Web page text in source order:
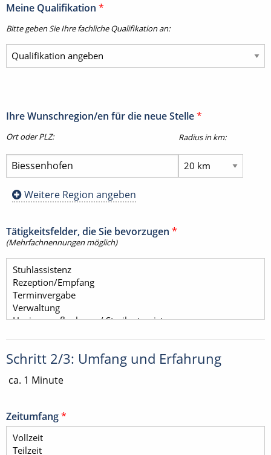
Meine Qualifikation *
Bitte geben Sie Ihre fachliche Qualifikation an:
Ihre Wunschregion/en für die neue Stelle*
Ort oder PLZ: Radius in km:
Weitere Region angeben
Tätigkeitsfelder, die Sie bevorzugen *
(Mehrfachnennungen möglich)
Schritt 2/3: Umfang und Erfahrung
ca. 1 Minute
Zeitumfang*